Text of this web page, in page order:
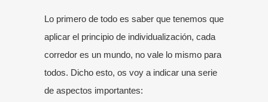
Lo primero de todo es saber que tenemos que
aplicar el principio de individualización, cada
corredor es un mundo, no vale lo mismo para
todos. Dicho esto, os voy a indicar una serie
de aspectos importantes: